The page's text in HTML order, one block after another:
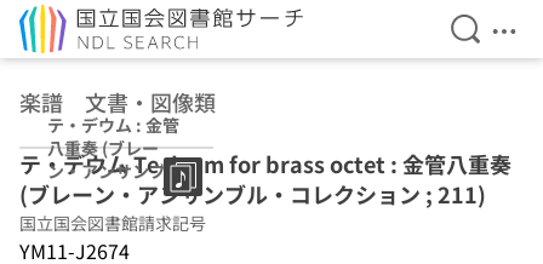
検索を
メ
楽譜 文書・図像類
テ・デウム : 金管
八重奏 (ブレー
ン・アンサンブ
ル・コレクション
; 211)
テ・デウム Te deum for brass octet : 金管八重奏
(ブレーン・アンサンブル・コレクション ; 211)
国立国会図書館請求記号
YM11-J2674